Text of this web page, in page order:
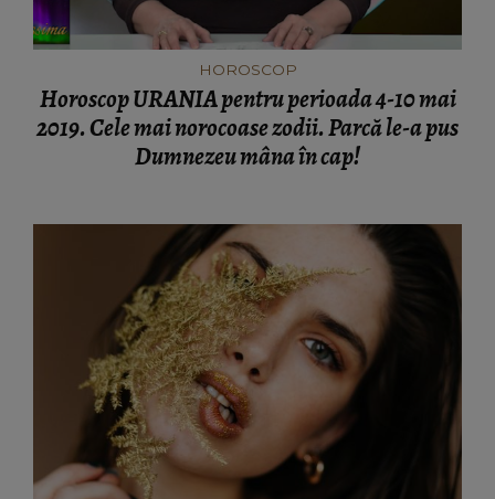
HOROSCOP
Horoscop URANIA pentru perioada 4-10 mai
2019. Cele mai norocoase zodii. Parcă le-a pus
Dumnezeu mâna în cap!